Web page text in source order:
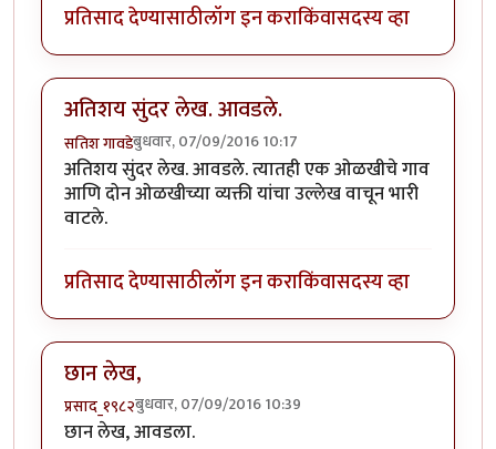
प्रतिसाद देण्यासाठीलॉग इन कराकिंवासदस्य व्हा
अतिशय सुंदर लेख. आवडले.
सतिश गावडेबुधवार, 07/09/2016 10:17
अतिशय सुंदर लेख. आवडले. त्यातही एक ओळखीचे गाव
आणि दोन ओळखीच्या व्यक्ती यांचा उल्लेख वाचून भारी
वाटले.
प्रतिसाद देण्यासाठीलॉग इन कराकिंवासदस्य व्हा
छान लेख,
प्रसाद_१९८२बुधवार, 07/09/2016 10:39
छान लेख, आवडला.